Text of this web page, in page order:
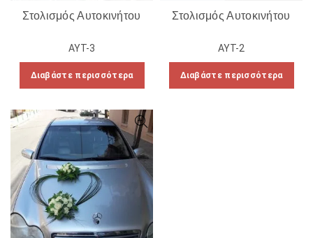
Στολισμός Αυτοκινήτου
ΑΥΤ-3
Διαβάστε περισσότερα
Στολισμός Αυτοκινήτου
ΑΥΤ-2
Διαβάστε περισσότερα